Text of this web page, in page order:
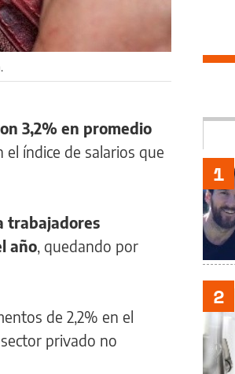
3,2% en promedio
el índice de salarios que
trabajadores
año, quedando por
de 2,2% en el
privado no
1
2